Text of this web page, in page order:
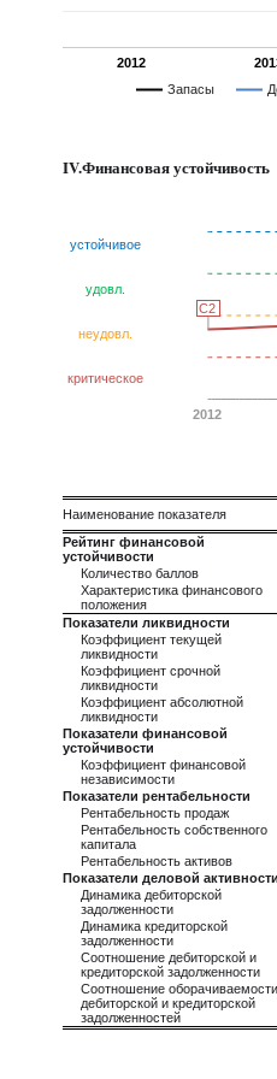
Запасы
2012
IV.Финансовая устойчивость
устойчивое
удовл.
неудовл.
критическое
2012
C2
C2
Наименование показателя
Рейтинг финансовой
устойчивости
Количество баллов
Характеристика финансового
положения
Показатели ликвидности
Коэффициент текущей
ликвидности
Коэффициент срочной
ликвидности
Коэффициент абсолютной
ликвидности
Показатели финансовой
устойчивости
Коэффициент финансовой
независимости
Показатели рентабельности
Рентабельность продаж
Рентабельность собственного
капитала
Рентабельность активов
Показатели деловой активности
Динамика дебиторской
задолженности
Динамика кредиторской
задолженности
Соотношение дебиторской и
кредиторской задолженности
Соотношение оборачиваемости
дебиторской и кредиторской
задолженностей